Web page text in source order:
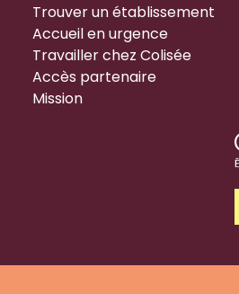
Trouver un établissement
Accueil en urgence
Travailler chez Colisée
Accès partenaire
Mission